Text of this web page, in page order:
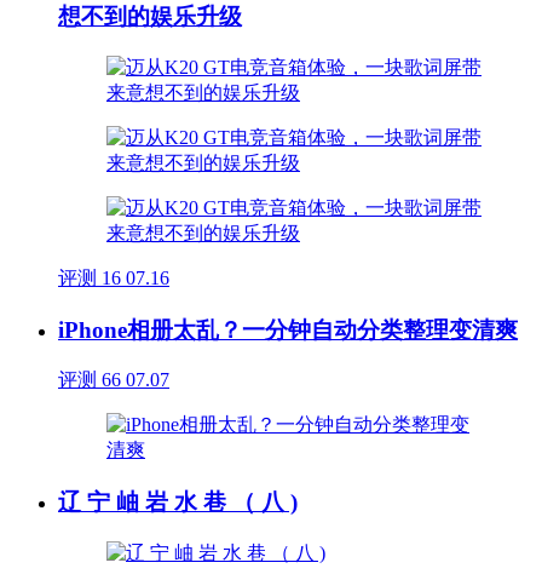
想不到的娱乐升级
评测 16 07.16
iPhone相册太乱？一分钟自动分类整理变清爽
评测 66 07.07
辽 宁 岫 岩 水 巷 （ 八 )